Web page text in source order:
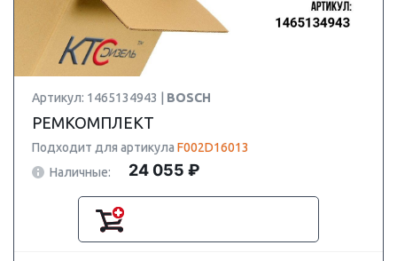
Артикул: 1465134943 | BOSCH
РЕМКОМПЛЕКТ
Подходит для артикула F002D16013
Наличные:
24 055 ₽